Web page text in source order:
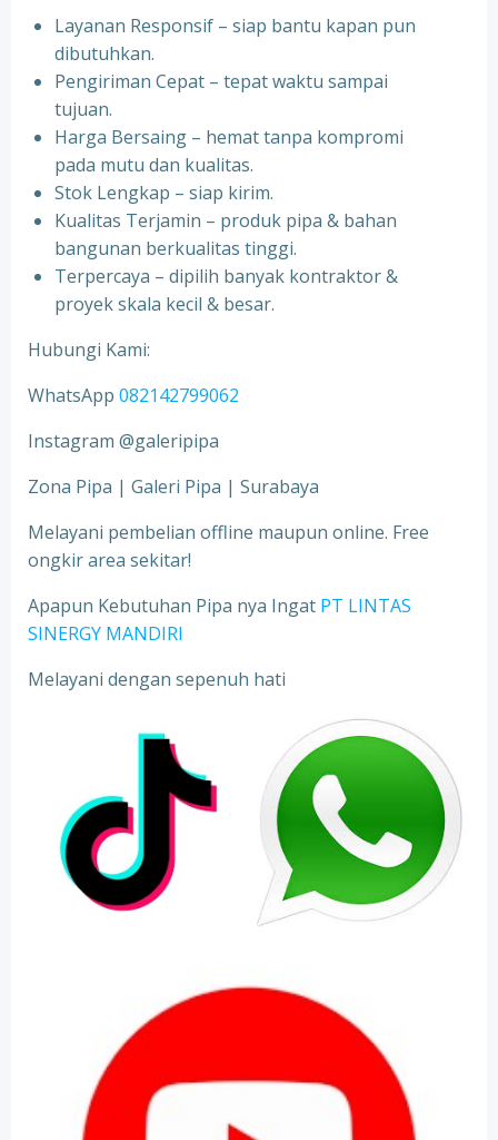
Layanan Responsif – siap bantu kapan pun
dibutuhkan.
Pengiriman Cepat – tepat waktu sampai
tujuan.
Harga Bersaing – hemat tanpa kompromi
pada mutu dan kualitas.
Stok Lengkap – siap kirim.
Kualitas Terjamin – produk pipa & bahan
bangunan berkualitas tinggi.
Terpercaya – dipilih banyak kontraktor &
proyek skala kecil & besar.
Hubungi Kami:
WhatsApp 082142799062
Instagram @galeripipa
Zona Pipa | Galeri Pipa | Surabaya
Melayani pembelian offline maupun online. Free
ongkir area sekitar!
Apapun Kebutuhan Pipa nya Ingat PT LINTAS
SINERGY MANDIRI
Melayani dengan sepenuh hati